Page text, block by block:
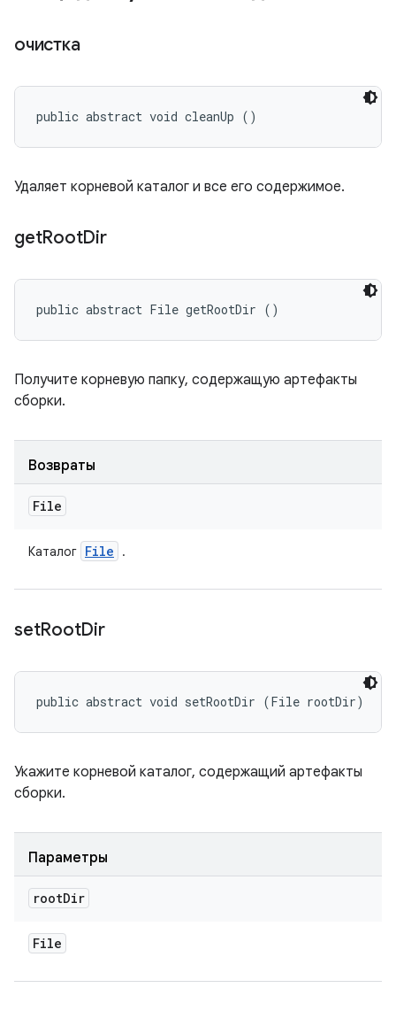
очистка
public abstract void cleanUp ()
Удаляет корневой каталог и все его содержимое.
getRootDir
public abstract File getRootDir ()
Получите корневую папку, содержащую артефакты
сборки.
Возвраты
File
Каталог File .
setRootDir
public abstract void setRootDir (File rootDir)
Укажите корневой каталог, содержащий артефакты
сборки.
Параметры
rootDir
File